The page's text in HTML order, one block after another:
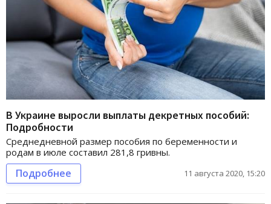
В Украине выросли выплаты декретных пособий:
Подробности
Среднедневной размер пособия по беременности и
родам в июле составил 281,8 гривны.
Подробнее 11 августа 2020, 15:20